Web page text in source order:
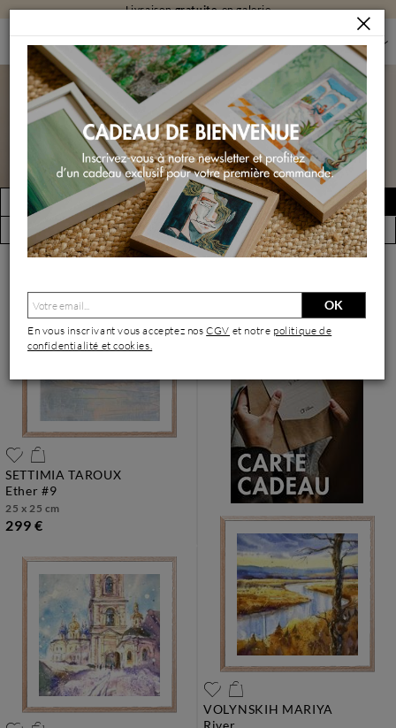
Livraisongratuiteen galerie
PEINTURES PEINTURES PAR FORMAT PEINTURES PETIT FORMAT
Peintures petit format
FILTRER
(18930 œuvres)
Créer une alerte
Vue par artiste
SETTIMIA TAROUX
ether #9
25 x 25 cm
299 €
VOLYNSKIH MARIYA
OK
En vous inscrivant vous acceptez nosCGV et notre politique de
confidentialité et cookies.